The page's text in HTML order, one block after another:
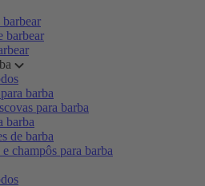
barbear
barbear
barba
para barba
barba
de barba
e champôs para barba